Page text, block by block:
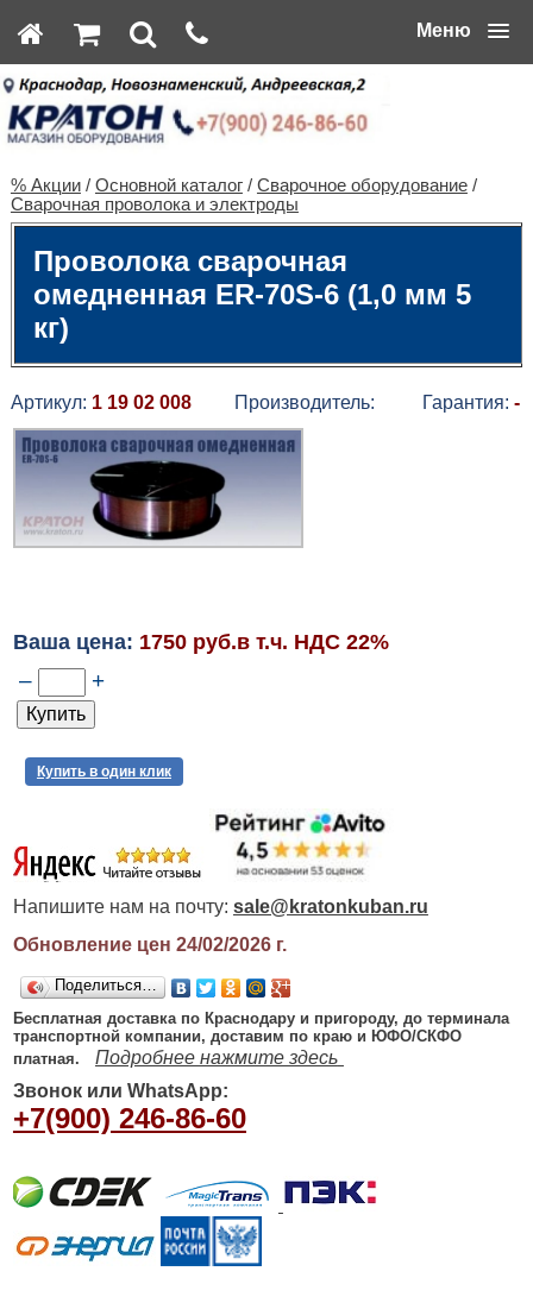
Меню
% Акции/ Основной каталог/ Сварочное оборудование/
Сварочная проволока и электроды
Проволока сварочная
омедненная ER-70S-6 (1,0 мм 5
кг)
Артикул: 1 19 02 008Производитель: Гарантия: -
Ваша цена: 1750 руб.в т.ч. НДС 22%
– +
Купить в один клик
Напишите нам на почту: sale@kratonkuban.ru
Обновление цен 24/02/2026г.
Поделиться…
Бесплатная доставка по Краснодару и пригороду, до терминала
транспортной компании, доставим по краю и ЮФО/СКФО
платная.
Подробнее нажмите здесь
Звонок или WhatsApp:
+7(900) 246-86-60